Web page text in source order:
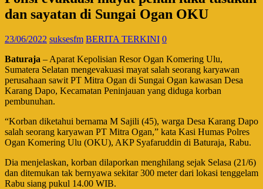
dan sayatan di Sungai Ogan OKU
23/06/2022 suksesfm BERITA TERKINI 0
Baturaja – Aparat Kepolisian Resor Ogan Komering Ulu,
Sumatera Selatan mengevakuasi mayat salah seorang karyawan
perusahaan sawit PT Mitra Ogan di Sungai Ogan kawasan Desa
Karang Dapo, Kecamatan Peninjauan yang diduga korban
pembunuhan.
“Korban diketahui bernama M Sajili (45), warga Desa Karang Dapo
salah seorang karyawan PT Mitra Ogan,” kata Kasi Humas Polres
Ogan Komering Ulu (OKU), AKP Syafaruddin di Baturaja, Rabu.
Dia menjelaskan, korban dilaporkan menghilang sejak Selasa (21/6)
dan ditemukan tak bernyawa sekitar 300 meter dari lokasi tenggelam
Rabu siang pukul 14.00 WIB.